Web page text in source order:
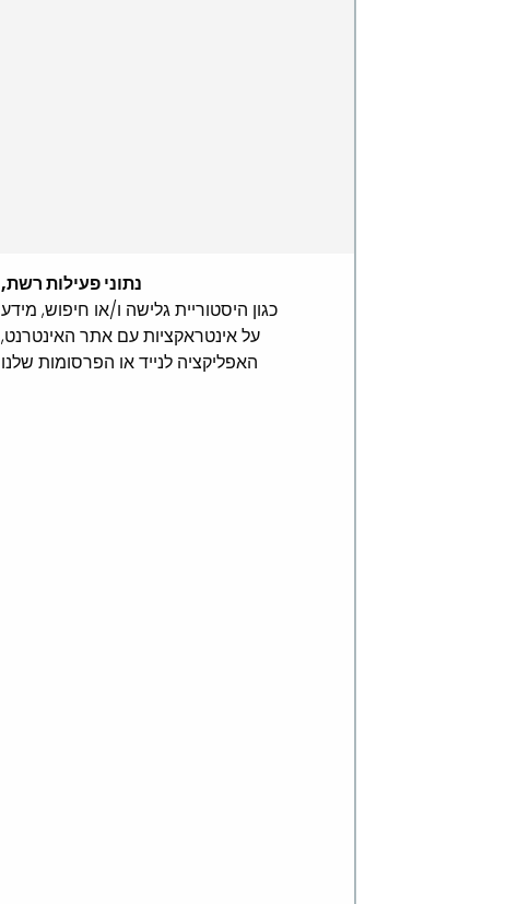
נתוני פעילות רשת,
כגון היסטוריית גלישה ו/או חיפוש, מידע
על אינטראקציות עם אתר האינטרנט,
האפליקציה לנייד או הפרסומות שלנו